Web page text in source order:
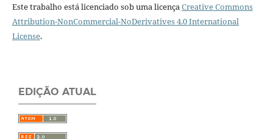
Este trabalho está licenciado sob uma licençaCreative Commons
Attribution-NonCommercial-NoDerivatives 4.0 International
License.
EDIÇÃO ATUAL